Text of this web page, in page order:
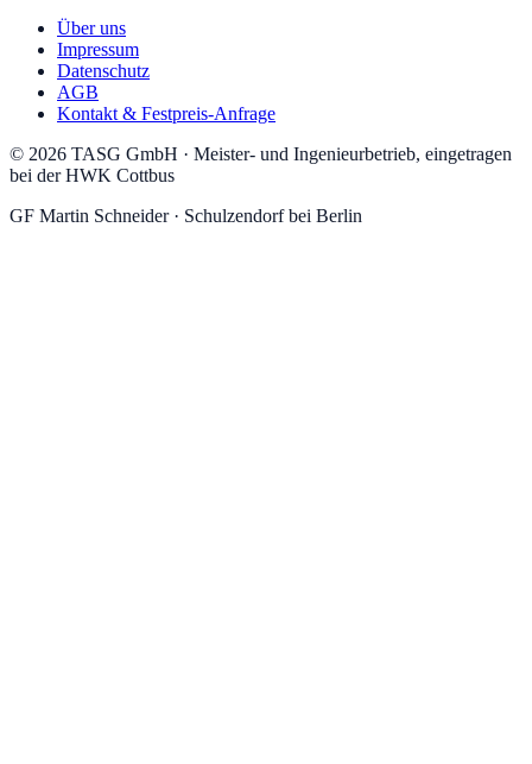
Über uns
Impressum
Datenschutz
AGB
Kontakt & Festpreis-Anfrage
© 2026 TASG GmbH · Meister- und Ingenieurbetrieb, eingetragen
bei der HWK Cottbus
GF Martin Schneider· Schulzendorfbei Berlin